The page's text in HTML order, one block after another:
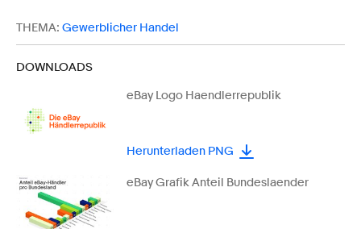
THEMA: Gewerblicher Handel
DOWNLOADS
eBay Logo Haendlerrepublik
Herunterladen PNG
eBay Grafik Anteil Bundeslaender